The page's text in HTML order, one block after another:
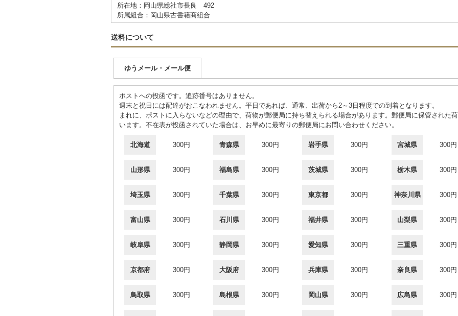
所在地：岡山県総社市長良 492
所属組合：岡山県古書籍商組合
送料について
ゆうメール・メール便
ポストへの投函です。追跡番号はありません。
週末と祝日には配達がおこなわれません。平日であれば、通常、出荷から2～3日程度での到着となります。
まれに、ポストに入らないなどの理由で、荷物が郵便局に持ち替えられる場合があります。郵便局に保管された
います。不在表が投函されていた場合は、お早めに最寄りの郵便局にお問い合わせください。
北海道 300円 青森県 300円 岩手県 300円 宮城県 300円
山形県 300円 福島県 300円 茨城県 300円 栃木県 300円
埼玉県 300円 千葉県 300円 東京都 300円 神奈川県 300円
富山県 300円 石川県 300円 福井県 300円 山梨県 300円
岐阜県 300円 静岡県 300円 愛知県 300円 三重県 300円
京都府 300円 大阪府 300円 兵庫県 300円 奈良県 300円
鳥取県 300円 島根県 300円 岡山県 300円 広島県 300円